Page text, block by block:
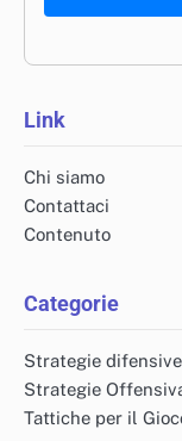
Link
Chi siamo
Contattaci
Contenuto
Categorie
Strategie
Strategie
Tattiche per il